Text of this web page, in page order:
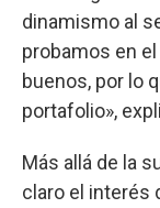
dinamismo al
probamos en
buenos, por lo
portafolio»,
Más allá de la
claro el interés